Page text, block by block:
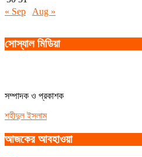
« Sep
Aug »
সোস্যাল মিডিয়া
সম্পাদক ও প্রকাশক
শহীদুল ইসলাম
আজকের আবহাওয়া